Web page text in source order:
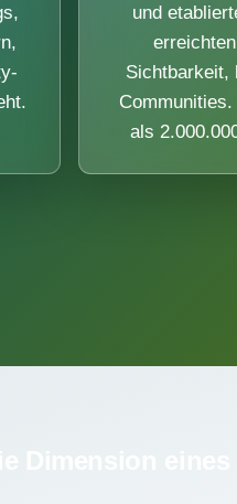
und
Sichtbarkeit,
als